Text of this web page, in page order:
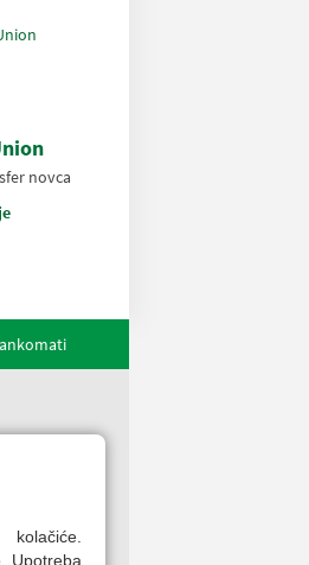
novca
Upotreba